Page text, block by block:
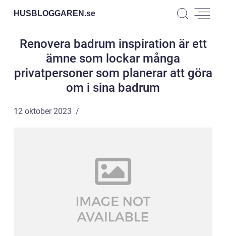
HUSBLOGGAREN.se
Renovera badrum inspiration är ett
ämne som lockar många
privatpersoner som planerar att göra
om i sina badrum
12 oktober 2023